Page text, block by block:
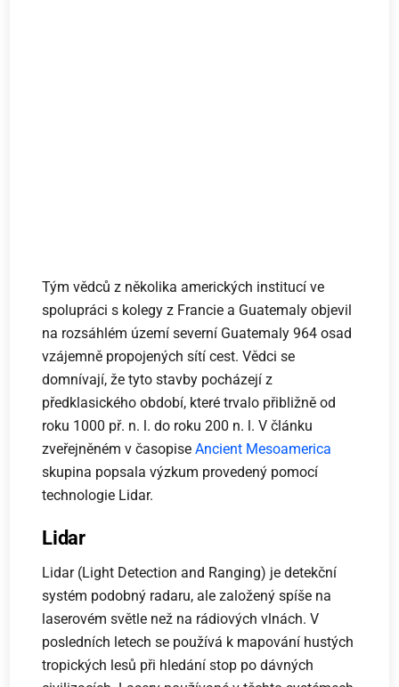
Tým vědců z několika amerických institucí ve
spolupráci s kolegy z Francie a Guatemaly objevil
na rozsáhlém území severní Guatemaly 964 osad
vzájemně propojených sítí cest. Vědci se
domnívají, že tyto stavby pocházejí z
předklasického období, které trvalo přibližně od
roku 1000 př. n. l. do roku 200 n. l. V článku
zveřejněném v časopiseAncient Mesoamerica
skupina popsala výzkum provedený pomocí
technologie Lidar.
Lidar
Lidar (Light Detection and Ranging) je detekční
systém podobný radaru, ale založený spíše na
laserovém světle než na rádiových vlnách. V
posledních letech se používá k mapování hustých
tropických lesů při hledání stop po dávných